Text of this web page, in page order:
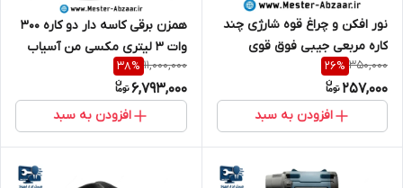
نور افکن و چراغ قوه شارژی چند
کاره مربعی جیبی فوق قوی
LIGHT MINI 45G
350,000
26%
257,000
افزودن به سبد
همزن برقی کاسه دار دو کاره 300
وات 3 لیتری مکسی من آسیاب
مدل MAXIMAN MAX-2020
مخلوط کن مکسیمن
11,000,000
38%
6,793,000
افزودن به سبد